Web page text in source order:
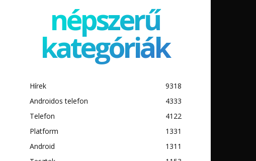
népszerű
kategóriák
Hírek
9318
Androidos telefon
4333
Telefon
4122
Platform
1331
Android
1311